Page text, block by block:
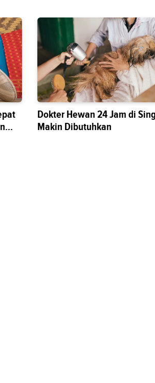
Dokter Hewan 24 Jam di
Makin Dibutuhkan